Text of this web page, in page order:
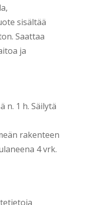
sisältää
Saattaa
ja
n. 1 h. Säilytä
rakenteen
4 vrk.